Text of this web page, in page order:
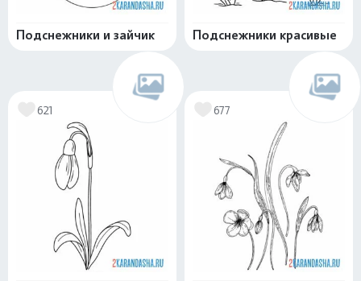
Подснежники и зайчик Подснежники красивые
621 677